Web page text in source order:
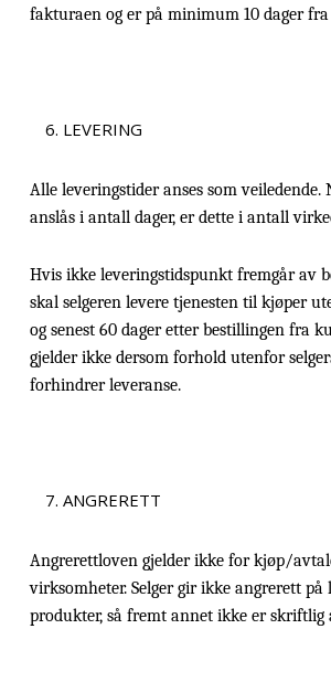
fakturaen og er på minimum 10 dager
LEVERING
Alle leveringstider anses som veiledende.
anslås i antall dager, er dette i antall
Hvis ikke leveringstidspunkt fremgår av
skal selgeren levere tjenesten til kjøper
og senest 60 dager etter bestillingen fra
gjelder ikke dersom forhold utenfor
forhindrer leveranse.
ANGRERETT
Angrerettloven gjelder ikke for kjøp/
virksomheter. Selger gir ikke angrerett på
produkter, så fremt annet ikke er skriftlig